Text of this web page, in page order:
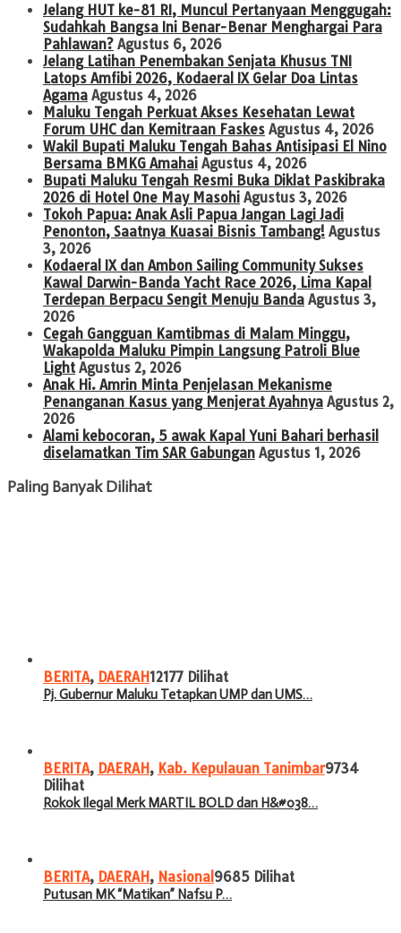
Jelang HUT ke-81 RI, Muncul Pertanyaan Menggugah:
Sudahkah Bangsa Ini Benar-Benar Menghargai Para
Pahlawan? Agustus 6, 2026
Jelang Latihan Penembakan Senjata Khusus TNI
Latops Amfibi 2026, Kodaeral IX Gelar Doa Lintas
Agama Agustus 4, 2026
Maluku Tengah Perkuat Akses Kesehatan Lewat
Forum UHC dan Kemitraan Faskes Agustus 4, 2026
Wakil Bupati Maluku Tengah Bahas Antisipasi El Nino
Bersama BMKG Amahai Agustus 4, 2026
Bupati Maluku Tengah Resmi Buka Diklat Paskibraka
2026 di Hotel One May Masohi Agustus 3, 2026
Tokoh Papua: Anak Asli Papua Jangan Lagi Jadi
Penonton, Saatnya Kuasai Bisnis Tambang! Agustus
3, 2026
Kodaeral IX dan Ambon Sailing Community Sukses
Kawal Darwin-Banda Yacht Race 2026, Lima Kapal
Terdepan Berpacu Sengit Menuju Banda Agustus 3,
2026
Cegah Gangguan Kamtibmas di Malam Minggu,
Wakapolda Maluku Pimpin Langsung Patroli Blue
Light Agustus 2, 2026
Anak Hi. Amrin Minta Penjelasan Mekanisme
Penanganan Kasus yang Menjerat Ayahnya Agustus 2,
2026
Alami kebocoran, 5 awak Kapal Yuni Bahari berhasil
diselamatkan Tim SAR Gabungan Agustus 1, 2026
Paling Banyak Dilihat
BERITA, DAERAH12177 Dilihat
Pj. Gubernur Maluku Tetapkan UMP dan UMS…
BERITA, DAERAH, Kab. Kepulauan Tanimbar9734
Dilihat
Rokok Ilegal Merk MARTIL BOLD dan H&#038…
BERITA, DAERAH, Nasional 9685 Dilihat
Putusan MK “Matikan” Nafsu P…